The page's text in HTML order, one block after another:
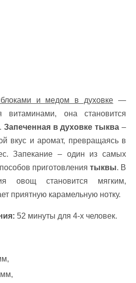
и медом в духовке —
витаминами, она становится
Запеченная в духовке тыква –
вкус и аромат, превращаясь в
Запекание – один из самых
приготовления тыквы. В
овощ становится мягким,
приятную карамельную нотку.
52 минуты для 4-х человек.